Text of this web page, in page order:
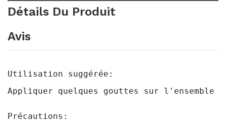
Détails Du Produit
Avis
Utilisation suggérée:
Appliquer quelques gouttes sur
Précautions: